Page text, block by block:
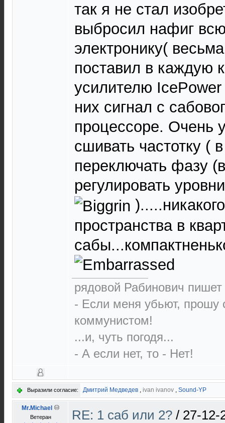
так я не стал
выбросил нафиг
электронику(
поставил в каждую
усилителю
них сигнал с
процессоре. Очень
сшивать частотку (
переключать фазу
регулировать
пространства в
рядовой Рабинович
- Если меня убьют, прошу
коммунистом!
...и, чуть погодя...
- А если нет, то - Нет!
Выразили согласие: Дмитрий Медведев , ivan ivanov , Sound-YP
Mr.Michael
Ветеран RE: 1 саб или 2? / 27-12-